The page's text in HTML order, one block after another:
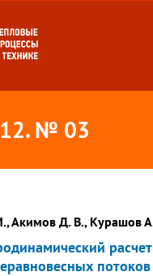
№ 03
Акимов Д. В., Курашов
потоков